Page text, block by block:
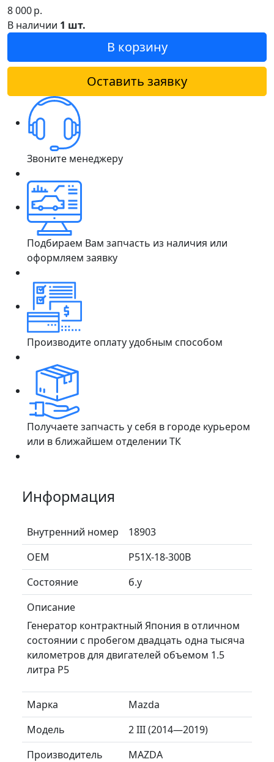
8 000р.
В наличии 1 шт.
В корзину
Оставить заявку
Звоните менеджеру
Подбираем Вам запчасть из наличия или
оформляем заявку
Производите оплату удобным способом
Получаете запчасть у себя в городе курьером
или в ближайшем отделении ТК
Информация
Внутренний номер
18903
ОЕМ
P51X-18-300B
Состояние
б.у
Описание
Генератор контрактный Япония в отличном
состоянии с пробегом двадцать одна тысяча
километров для двигателей объемом 1.5
литра P5
Марка
Mazda
Модель
2 III (2014—2019)
Производитель
MAZDA